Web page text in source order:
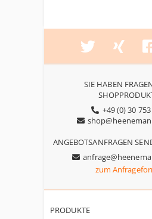
SIE HABEN
+49 (0) 30
ANGEBOTSANFRAGEN
zum
PRODUKTE